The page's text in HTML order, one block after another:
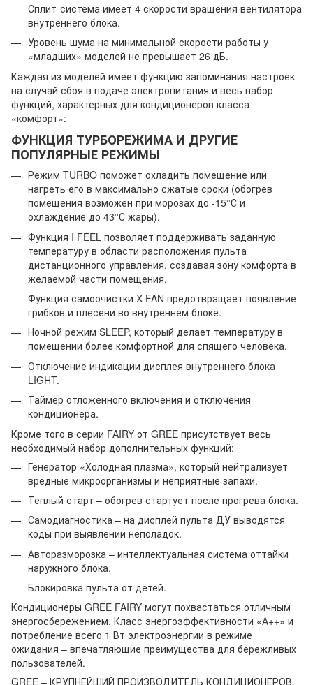
Сплит-система имеет 4 скорости вращения вентилятора
внутреннего блока.
Уровень шума на минимальной скорости работы у
«младших» моделей не превышает 26 дБ.
Каждая из моделей имеет функцию запоминания настроек
на случай сбоя в подаче электропитания и весь набор
функций, характерных для кондиционеров класса
«комфорт»:
ФУНКЦИЯ ТУРБОРЕЖИМА И ДРУГИЕ
ПОПУЛЯРНЫЕ РЕЖИМЫ
Режим TURBO поможет охладить помещение или
нагреть его в максимально сжатые сроки (обогрев
помещения возможен при морозах до -15°С и
охлаждение до 43°С жары).
Функция I FEEL позволяет поддерживать заданную
температуру в области расположения пульта
дистанционного управления, создавая зону комфорта в
желаемой части помещения.
Функция самоочистки X-FAN предотвращает появление
грибков и плесени во внутреннем блоке.
Ночной режим SLEEP, который делает температуру в
помещении более комфортной для спящего человека.
Отключение индикации дисплея внутреннего блока
LIGHT.
Таймер отложенного включения и отключения
кондиционера.
Кроме того в серии FAIRY от GREE присутствует весь
необходимый набор дополнительных функций:
Генератор «Холодная плазма», который нейтрализует
вредные микроорганизмы и неприятные запахи.
Теплый старт – обогрев стартует после прогрева блока.
Самодиагностика – на дисплей пульта ДУ выводятся
коды при выявлении неполадок.
Авторазморозка – интеллектуальная система оттайки
наружного блока.
Блокировка пульта от детей.
Кондиционеры GREE FAIRY могут похвастаться отличным
энергосбережением. Класс энергоэффективности «А++» и
потребление всего 1 Вт электроэнергии в режиме
ожидания – впечатляющие преимущества для бережливых
пользователей.
GREE – КРУПНЕЙШИЙ ПРОИЗВОДИТЕЛЬ КОНДИЦИОНЕРОВ,